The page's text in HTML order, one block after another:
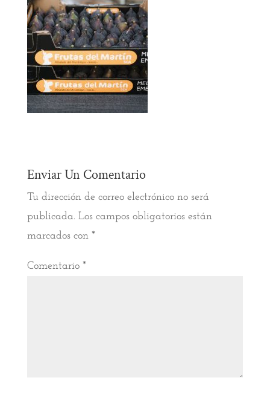
Enviar Un Comentario
Tu dirección de correo electrónico no será
publicada. Los campos obligatorios están
marcados con *
Comentario *